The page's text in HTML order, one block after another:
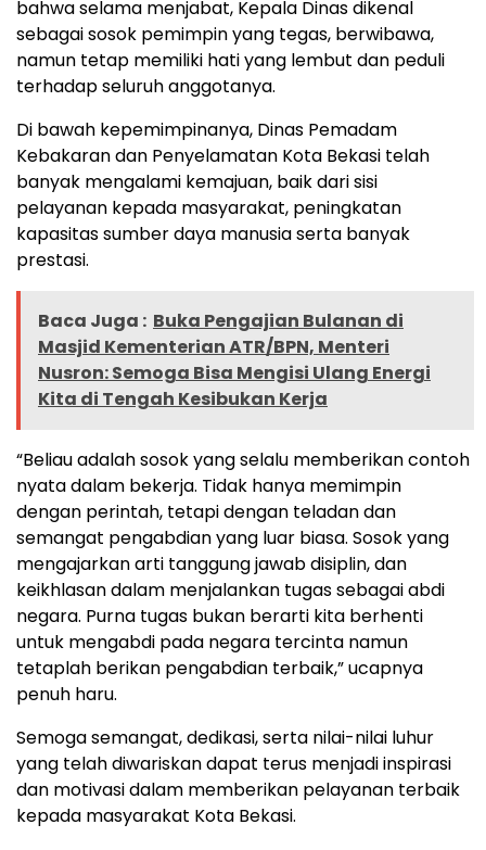
bahwa selama menjabat, Kepala Dinas dikenal
sebagai sosok pemimpin yang tegas, berwibawa,
namun tetap memiliki hati yang lembut dan peduli
terhadap seluruh anggotanya.
Di bawah kepemimpinanya, Dinas Pemadam
Kebakaran dan Penyelamatan Kota Bekasi telah
banyak mengalami kemajuan, baik dari sisi
pelayanan kepada masyarakat, peningkatan
kapasitas sumber daya manusia serta banyak
prestasi.
Baca Juga : Buka Pengajian Bulanan di
Masjid Kementerian ATR/BPN, Menteri
Nusron: Semoga Bisa Mengisi Ulang Energi
Kita di Tengah Kesibukan Kerja
“Beliau adalah sosok yang selalu memberikan contoh
nyata dalam bekerja. Tidak hanya memimpin
dengan perintah, tetapi dengan teladan dan
semangat pengabdian yang luar biasa. Sosok yang
mengajarkan arti tanggung jawab disiplin, dan
keikhlasan dalam menjalankan tugas sebagai abdi
negara. Purna tugas bukan berarti kita berhenti
untuk mengabdi pada negara tercinta namun
tetaplah berikan pengabdian terbaik,” ucapnya
penuh haru.
Semoga semangat, dedikasi, serta nilai-nilai luhur
yang telah diwariskan dapat terus menjadi inspirasi
dan motivasi dalam memberikan pelayanan terbaik
kepada masyarakat Kota Bekasi.